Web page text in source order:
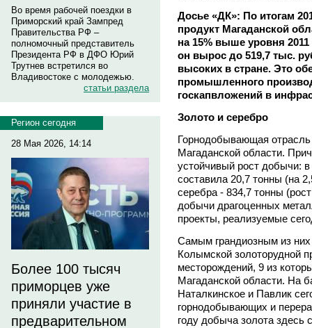
Во время рабочей поездки в
Приморский край Зампред
Правительства РФ –
полномочный представитель
Президента РФ в ДФО Юрий
Трутнев встретился во
Владивостоке с молодежью.
статьи раздела
Регион сегодня
28 Мая 2026, 14:14
Более 100 тысяч
приморцев уже
приняли участие в
предварительном
Досье «ДК»: По итогам
продукт Магаданской
на 15% выше уровня
он вырос до 519,7 тыс.
высоких в стране. Это
промышленного
госкапвложений в
Золото и серебро
Горнодобывающая
Магаданской области.
устойчивый рост добычи:
составила 20,7 тонны (на
серебра - 834,7 тонны
добычи драгоценных
проекты, реализуемые
Самым грандиозным из
Колымской золоторудной
месторождений, 9 из
Магаданской области. На
Наталкинское и Павлик
горнодобывающих и
году добыча золота здесь